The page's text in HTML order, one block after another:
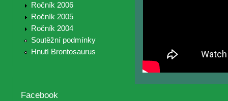
Ročník 2006
Ročník 2005
Ročník 2004
Soutěžní podmínky
Hnutí Brontosaurus
Facebook